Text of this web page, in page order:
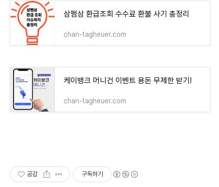
삼쩜삼 환급조회 수수료 환불 사기 총정리
chan-tagheuer.com
케이뱅크 머니건 이벤트 용돈 무제한 받기!
chan-tagheuer.com
공감 구독하기